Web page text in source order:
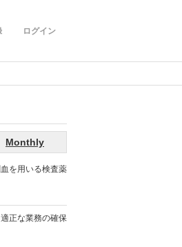
ログイン
Monthly
を用いる検査薬
正な業務の確保